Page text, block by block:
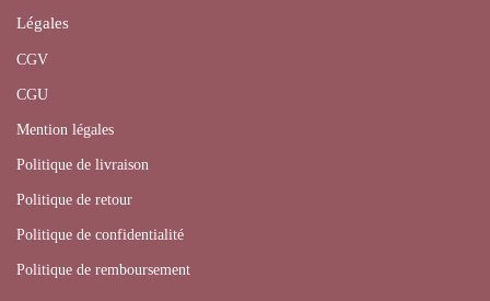
Légales
CGV
CGU
Mention légales
Politique de livraison
Politique de retour
Politique de confidentialité
Politique de remboursement